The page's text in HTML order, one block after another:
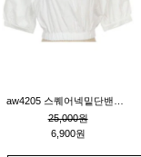
25,000원
6,900원